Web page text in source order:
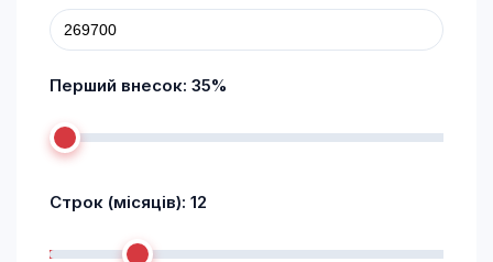
Перший внесок: 35%
Строк (місяців): 12